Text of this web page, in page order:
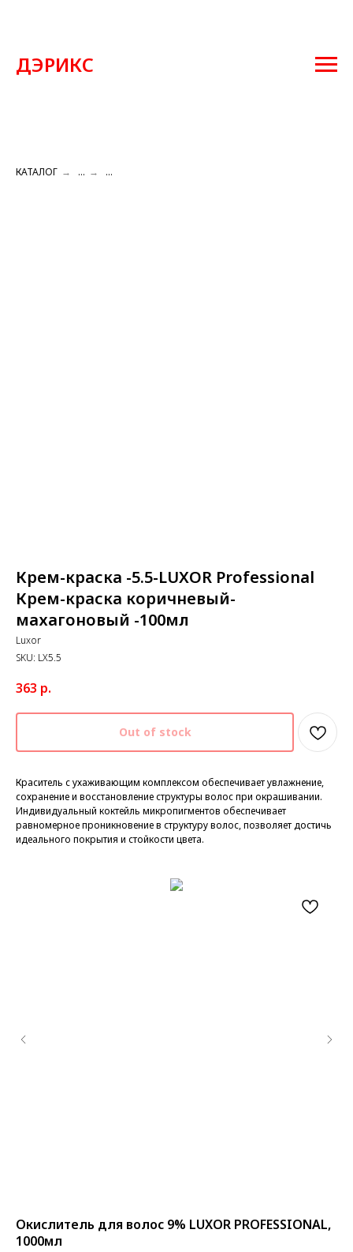
ДЭРИКС
КАТАЛОГ → ... → ...
Крем-краска -5.5-LUXOR Professional
Крем-краска коричневый-
махагоновый -100мл
Luxor
SKU: LX5.5
363 р.
Out of stock
Краситель с ухаживающим комплексом обеспечивает увлажнение,
сохранение и восстановление структуры волос при окрашивании.
Индивидуальный коктейль микропигментов обеспечивает
равномерное проникновение в структуру волос, позволяет достичь
идеального покрытия и стойкости цвета.
Окислитель для волос 9% LUXOR PROFESSIONAL,
1000мл